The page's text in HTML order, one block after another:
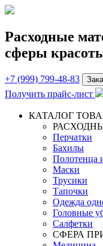
Расходные
сферы
+7 (999) 799-48-83
Получить прайс-лист
КАТАЛОГ
Перчатки
Бахилы
Полотенца
Маски
Трусики
Тапочки
Одежда
Головные
Салфетки
СФЕРА